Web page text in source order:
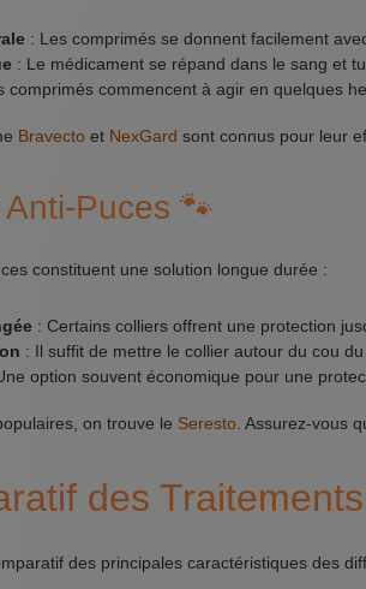
: Les comprimés se donnent facilement
: Le médicament se répand dans le sang et
comprimés commencent à agir en quelques
Bravecto et NexGard sont connus pour leur
Puces 🐾
constituent une solution longue durée :
: Certains colliers offrent une protection
: Il suffit de mettre le collier autour du cou du
option souvent économique pour une
on trouve le Seresto . Assurez-vous
des
des principales caractéristiques des